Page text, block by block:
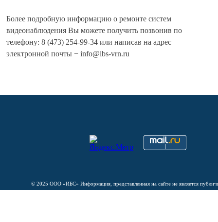
Более подробную информацию о ремонте систем
видеонаблюдения Вы можете получить позвонив по
телефону: 8 (473) 254-99-34 или написав на адрес
электронной почты − info@ibs-vrn.ru
© 2025 ООО «ИБС» Информация, представленная на сайте не является